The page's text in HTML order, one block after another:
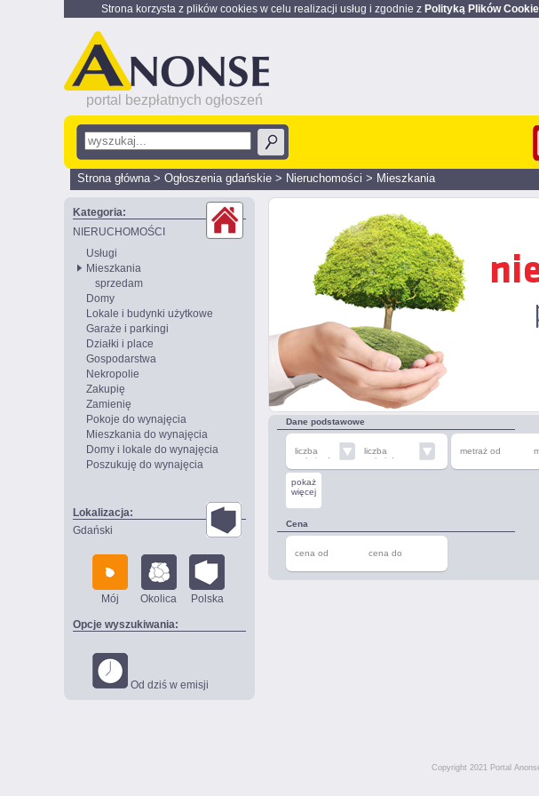
Strona korzysta z plików cookies w celu realizacji usług i zgodnie z Polityką Plików
portal bezpłatnych ogłoszeń
Strona główna> Ogłoszenia gdańskie > Nieruchomości > Mieszkania
Kategoria:
NIERUCHOMOŚCI
Usługi
Mieszkania
sprzedam
Domy
Lokale i budynki użytkowe
Garaże i parkingi
Działki i place
Gospodarstwa
Nekropolie
Zakupię
Zamienię
Pokoje do wynajęcia
Mieszkania do wynajęcia
Domy i lokale do wynajęcia
Poszukuję do wynajęcia
Lokalizacja:
Gdański
Mój Okolica Polska
Opcje wyszukiwania:
Od dziś w emisji
Dane podstawowe
liczba
pokoi od
liczba
pokoi do
metraż od
pokaż
więcej
Cena
cena od cena do
Copyright 2021 Portal